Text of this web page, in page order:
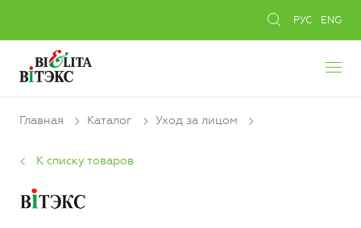
РУС ENG
Главная Каталог Уход за лицом
К списку товаров